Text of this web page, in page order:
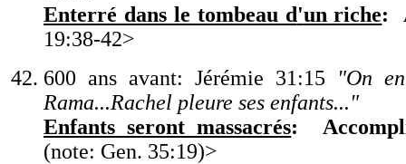
Enterré dans le tombeau d'un riche:
19:38-42>
600 ans avant: Jérémie 31:15 "On
Rama...Rachel pleure ses enfants..."
Enfants seront massacrés:
(note: Gen. 35:19)>